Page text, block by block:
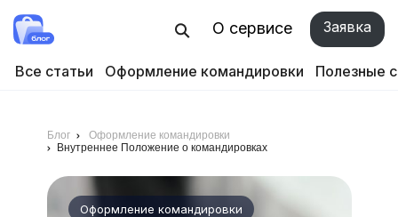
О сервисе Заявка
Все статьи Оформление командировки Полезные
Блог
Оформление командировки
Внутреннее Положение о командировках
Оформление командировки